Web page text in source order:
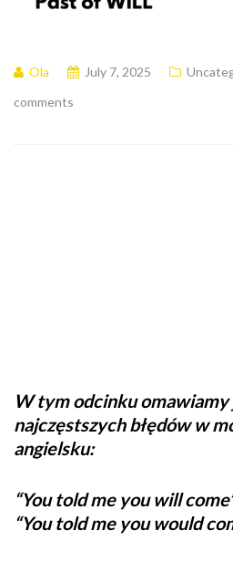
Ola July 7, 2025
comments
W tym odcinku omawiamy
najczęstszych błędów w
angielsku:
“You told me you will
“You told me you would